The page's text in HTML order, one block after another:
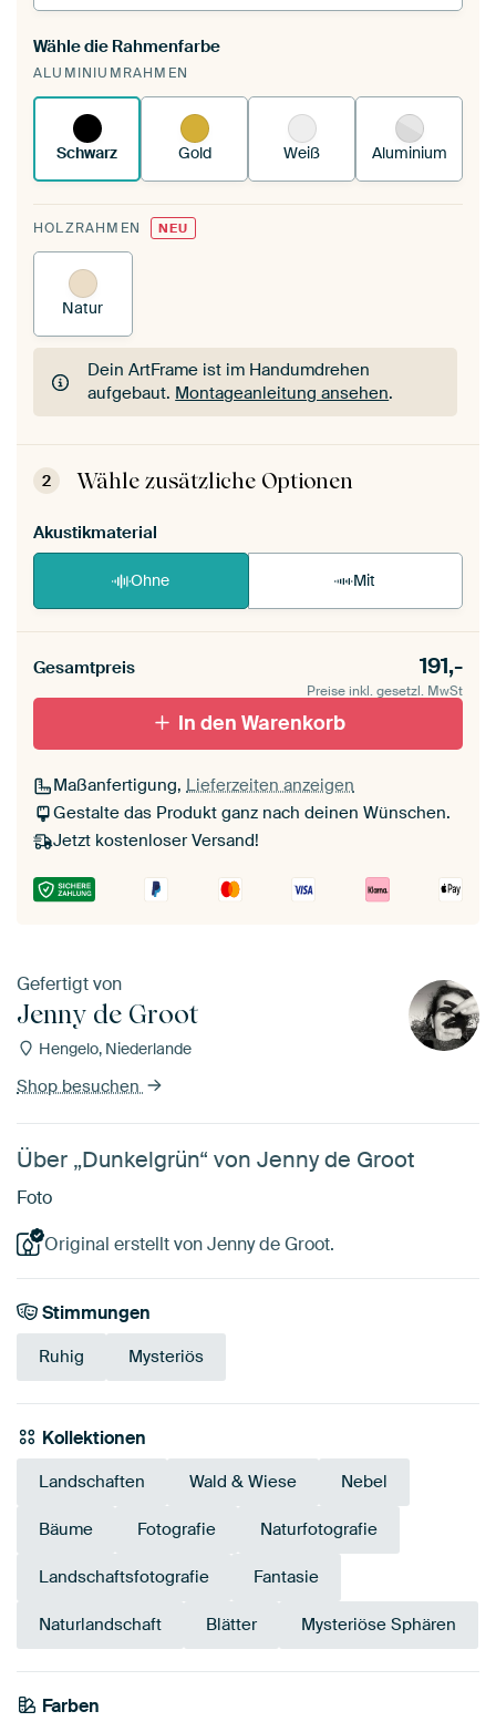
Du spannst einen wechselbaren Textiltuch in
deinen vorhandenen ArtFrame™.
funktioniert es.
Wähle die Rahmenfarbe
ALUMINIUMRAHMEN
Schwarz Gold Weiß Aluminium
HOLZRAHMEN NEU
Natur
Dein ArtFrame ist im Handumdrehen
aufgebaut. Montageanleitung ansehen.
Dein ArtFrame ist im Handumdrehen
aufgebaut.Montageanleitung ansehen
2 Wähle zusätzliche Optionen
Akustikmaterial
Ohne Mit
Gesamtpreis 191,-
Preise inkl. gesetzl. MwSt
In den Warenkorb
Maßanfertigung, Lieferzeiten anzeigen
Gestalte das Produkt ganz nach deinen Wünschen.
Jetzt kostenloser Versand!
Gefertigt von
Jenny de Groot
Hengelo, Niederlande
Shop besuchen
Über „Dunkelgrün“ von Jenny de Groot
Foto
Original erstellt von Jenny de Groot.
Stimmungen
Ruhig Mysteriös
Kollektionen
Landschaften Wald & Wiese Nebel
Bäume Fotografie Naturfotografie
Landschaftsfotografie Fantasie
Naturlandschaft Blätter Mysteriöse Sphären
Farben
Anthrazit
Schwarz